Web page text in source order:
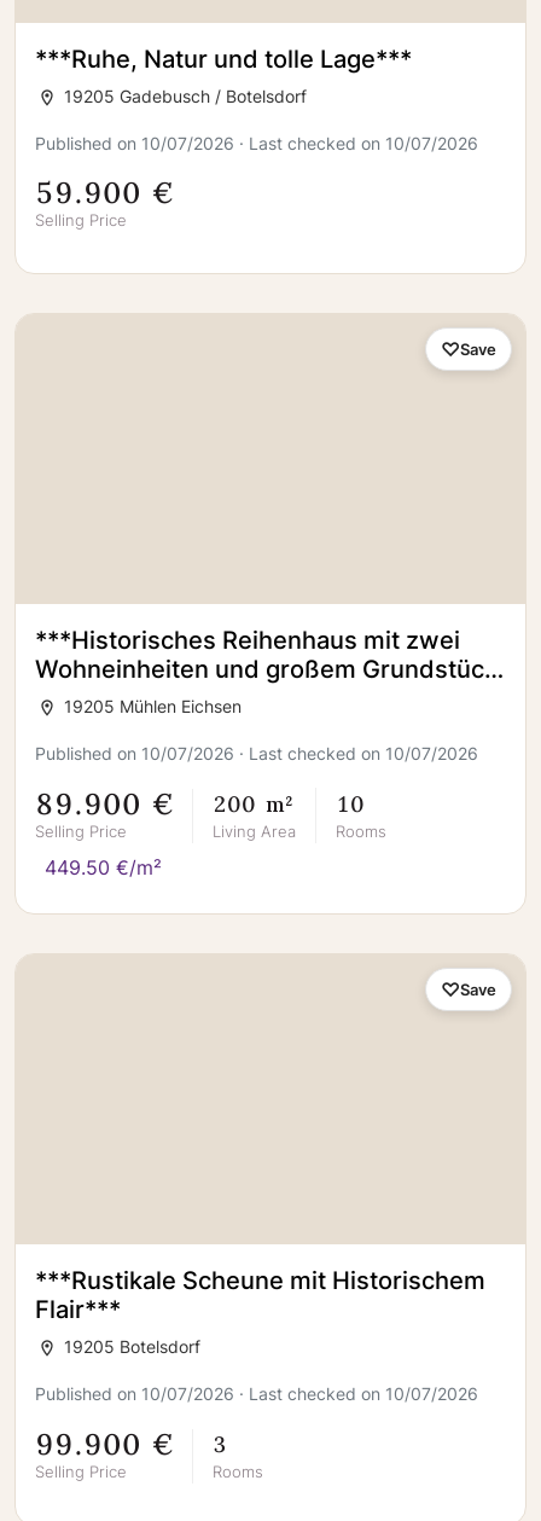
***Ruhe, Natur und tolle Lage***
19205 Gadebusch / Botelsdorf
Published on 10/07/2026 · Last checked on 10/07/2026
59.900 €
Selling Price
***Historisches Reihenhaus mit zwei
Wohneinheiten und großem Grundstück
(Denkmalgeschutz)***
19205 Mühlen Eichsen
Published on 10/07/2026 · Last checked on 10/07/2026
89.900 €
Selling Price
200 m²
Living Area
10
Rooms
449.50 €/m²
Save
***Rustikale Scheune mit Historischem
Flair***
19205 Botelsdorf
Published on 10/07/2026 · Last checked on 10/07/2026
99.900 €
Selling Price
3
Rooms
Save